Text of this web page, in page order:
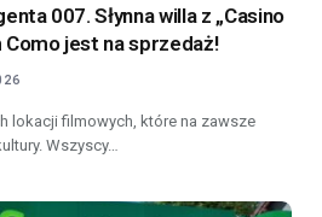
007. Słynna willa z „Casino
Como jest na sprzedaż!
lokacji filmowych, które na zawsze
Wszyscy…